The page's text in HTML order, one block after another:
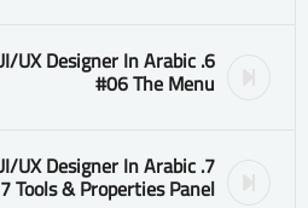
UX Designer In Arabic
#06 The Menu
UX Designer In Arabic
Tools & Properties Panel